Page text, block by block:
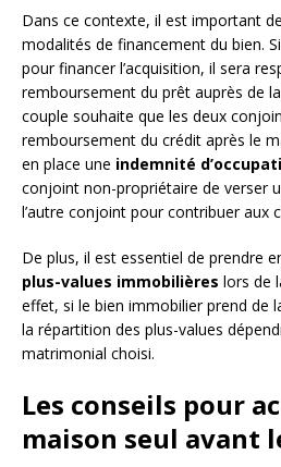
Dans ce contexte, il est important
modalités de financement du bien.
pour financer l’acquisition, il sera
remboursement du prêt auprès de
couple souhaite que les deux
remboursement du crédit après le
en place une indemnité
conjoint non-propriétaire de verser
l’autre conjoint pour contribuer aux
De plus, il est essentiel de prendre
plus-values immobilières lors de
effet, si le bien immobilier prend de
la répartition des plus-values
matrimonial choisi.
Les conseils pour
maison seul avant